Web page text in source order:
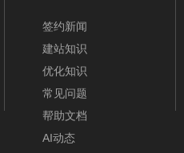
签约新闻
建站知识
优化知识
常见问题
帮助文档
AI动态